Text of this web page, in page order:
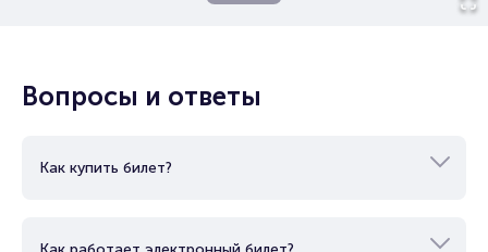
Вопросы и ответы
Как купить билет?